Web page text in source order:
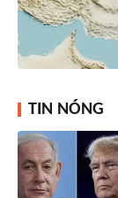
TIN NÓNG